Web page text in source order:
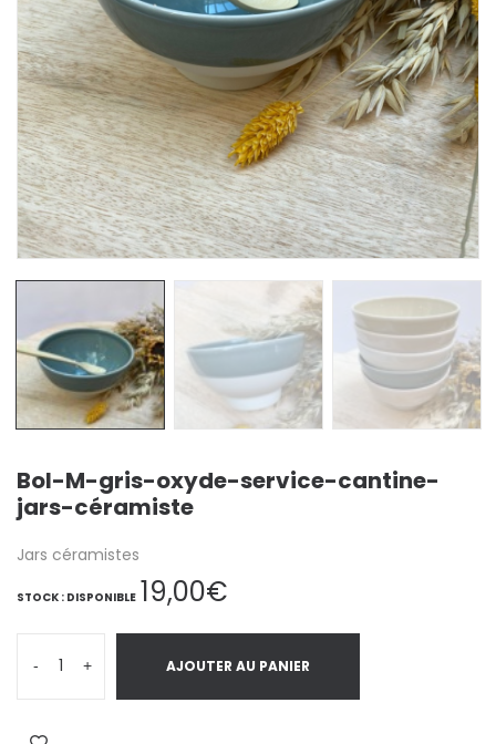
Bol-M-gris-oxyde-service-cantine-
jars-céramiste
Jars céramistes
STOCK : DISPONIBLE 19,00€
- + AJOUTER AU PANIER